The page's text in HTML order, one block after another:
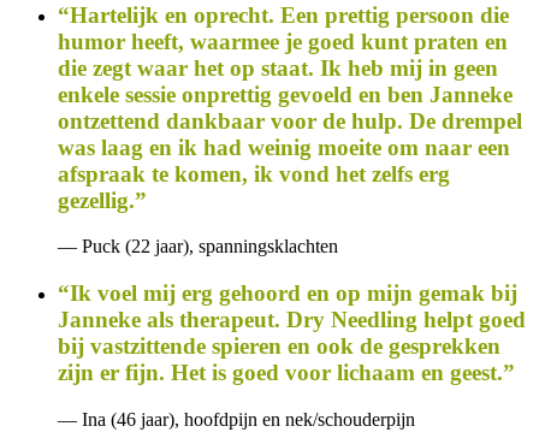
“Hartelijk en oprecht. Een prettig persoon die
humor heeft, waarmee je goed kunt praten en
die zegt waar het op staat. Ik heb mij in geen
enkele sessie onprettig gevoeld en ben Janneke
ontzettend dankbaar voor de hulp. De drempel
was laag en ik had weinig moeite om naar een
afspraak te komen, ik vond het zelfs erg
gezellig.”
— Puck (22 jaar), spanningsklachten
“Ik voel mij erg gehoord en op mijn gemak bij
Janneke als therapeut. Dry Needling helpt goed
bij vastzittende spieren en ook de gesprekken
zijn er fijn. Het is goed voor lichaam en geest.”
— Ina (46 jaar), hoofdpijn en nek/schouderpijn